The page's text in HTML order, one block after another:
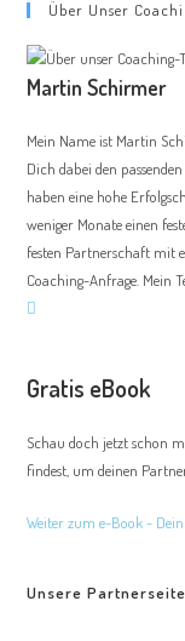
Über Unser
Martin Schirmer
Mein Name ist Martin
Dich dabei den
haben eine hohe
weniger Monate einen
festen Partnerschaft mit
Coaching-Anfrage. Mein
Gratis eBook
Schau doch jetzt schon
findest, um deinen
Weiter zum e-Book - Dein
Unsere